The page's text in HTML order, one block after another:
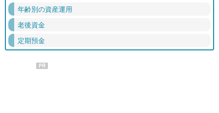
年齢別の資産運用
老後資金
定期預金
PR